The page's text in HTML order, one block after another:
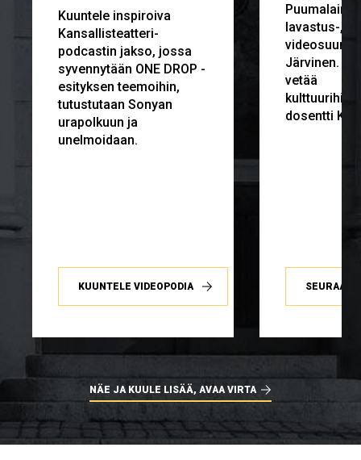
Kuuntele inspiroiva
Kansallisteatteri-
podcastin jakso, jossa
syvennytään ONE DROP -
esityksen teemoihin,
tutustutaan Sonyan
urapolkuun ja
unelmoidaan.
KUUNTELE VIDEOPODIA
lavastus-,
Järvinen.
vetää
dosentti
SEURAA
NÄE JA KUULE LISÄÄ, AVAA VIRTA